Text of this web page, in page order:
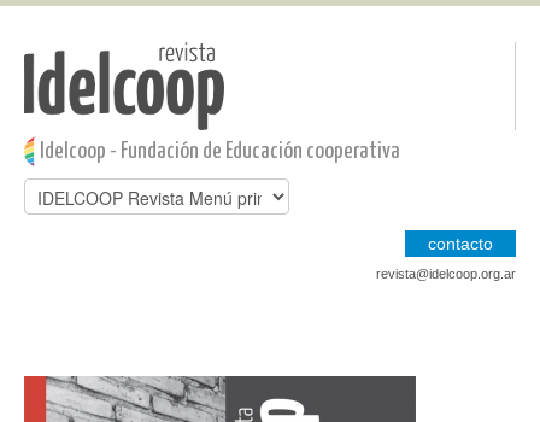
Pasar al contenido principal
Jump to main content
Idelcoop - Fundación de Educación cooperativa
contacto
revista@idelcoop.org.ar
Jump to main content